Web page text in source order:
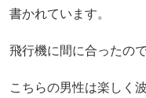
書かれています。
飛行機に間に合ったの
こちらの男性は楽しく